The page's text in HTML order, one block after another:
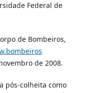
Federal de
de Bombeiros,
de 2008.
pós-colheita como